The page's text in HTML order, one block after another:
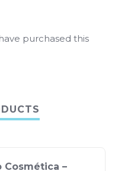
purchased this
Cosmética –